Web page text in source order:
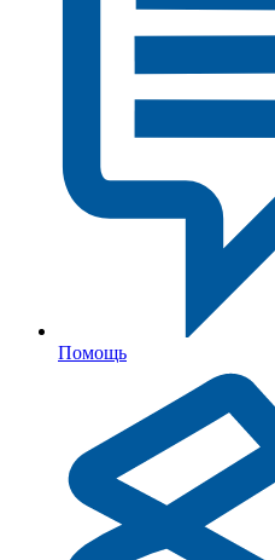
Помощь